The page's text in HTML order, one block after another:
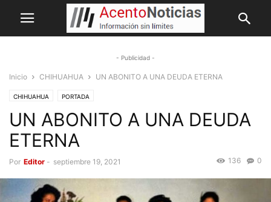
- Publicidad -
Inicio CHIHUAHUA UN ABONITO A UNA DEUDA ETERNA
CHIHUAHUA PORTADA
UN ABONITO A UNA DEUDA
ETERNA
Por Editor - septiembre 19, 2021 0
136